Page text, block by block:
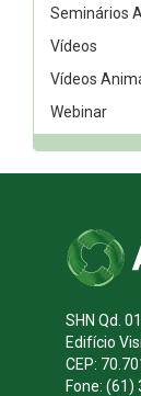
Seminários
Vídeos
Vídeos
Webinar
SHN Qd.
Edifício
CEP:
Fone: (61)